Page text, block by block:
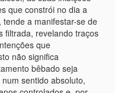
que constrói no dia a
a manifestar-se de
filtrada, revelando traços
que
não significa
bêbado seja
sentido absoluto,